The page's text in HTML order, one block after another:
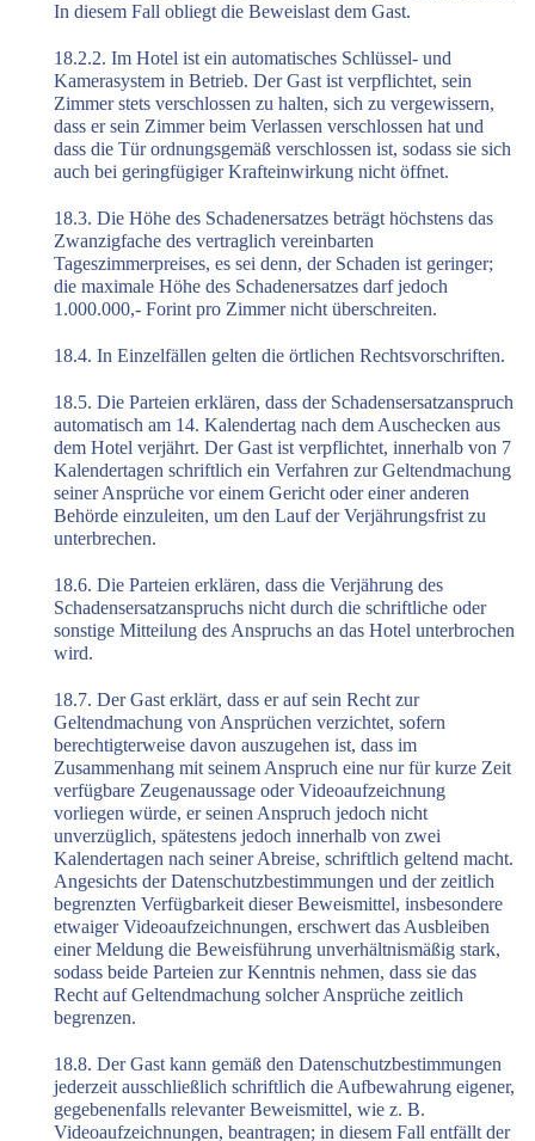
In diesem Fall obliegt die Beweislast dem Gast.
18.2.2. Im Hotel ist ein automatisches Schlüssel- und
Kamerasystem in Betrieb. Der Gast ist verpflichtet, sein
Zimmer stets verschlossen zu halten, sich zu vergewissern,
dass er sein Zimmer beim Verlassen verschlossen hat und
dass die Tür ordnungsgemäß verschlossen ist, sodass sie sich
auch bei geringfügiger Krafteinwirkung nicht öffnet.
18.3. Die Höhe des Schadenersatzes beträgt höchstens das
Zwanzigfache des vertraglich vereinbarten
Tageszimmerpreises, es sei denn, der Schaden ist geringer;
die maximale Höhe des Schadenersatzes darf jedoch
1.000.000,- Forint pro Zimmer nicht überschreiten.
18.4. In Einzelfällen gelten die örtlichen Rechtsvorschriften.
18.5. Die Parteien erklären, dass der Schadensersatzanspruch
automatisch am 14. Kalendertag nach dem Auschecken aus
dem Hotel verjährt. Der Gast ist verpflichtet, innerhalb von 7
Kalendertagen schriftlich ein Verfahren zur Geltendmachung
seiner Ansprüche vor einem Gericht oder einer anderen
Behörde einzuleiten, um den Lauf der Verjährungsfrist zu
unterbrechen.
18.6. Die Parteien erklären, dass die Verjährung des
Schadensersatzanspruchs nicht durch die schriftliche oder
sonstige Mitteilung des Anspruchs an das Hotel unterbrochen
wird.
18.7. Der Gast erklärt, dass er auf sein Recht zur
Geltendmachung von Ansprüchen verzichtet, sofern
berechtigterweise davon auszugehen ist, dass im
Zusammenhang mit seinem Anspruch eine nur für kurze Zeit
verfügbare Zeugenaussage oder Videoaufzeichnung
vorliegen würde, er seinen Anspruch jedoch nicht
unverzüglich, spätestens jedoch innerhalb von zwei
Kalendertagen nach seiner Abreise, schriftlich geltend macht.
Angesichts der Datenschutzbestimmungen und der zeitlich
begrenzten Verfügbarkeit dieser Beweismittel, insbesondere
etwaiger Videoaufzeichnungen, erschwert das Ausbleiben
einer Meldung die Beweisführung unverhältnismäßig stark,
sodass beide Parteien zur Kenntnis nehmen, dass sie das
Recht auf Geltendmachung solcher Ansprüche zeitlich
begrenzen.
18.8. Der Gast kann gemäß den Datenschutzbestimmungen
jederzeit ausschließlich schriftlich die Aufbewahrung eigener,
gegebenenfalls relevanter Beweismittel, wie z. B.
Videoaufzeichnungen, beantragen; in diesem Fall entfällt der